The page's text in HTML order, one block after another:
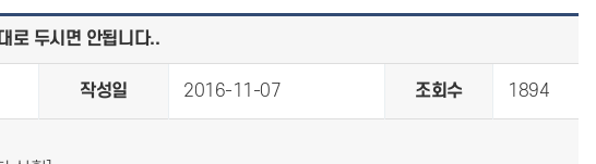
로 두시면 안됩니다..
작성일 2016-11-07 조회수 1894